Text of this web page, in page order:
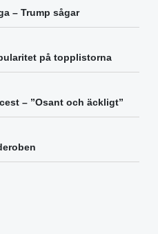
– Trump sågar
på topplistorna
– ”Osant och äckligt”